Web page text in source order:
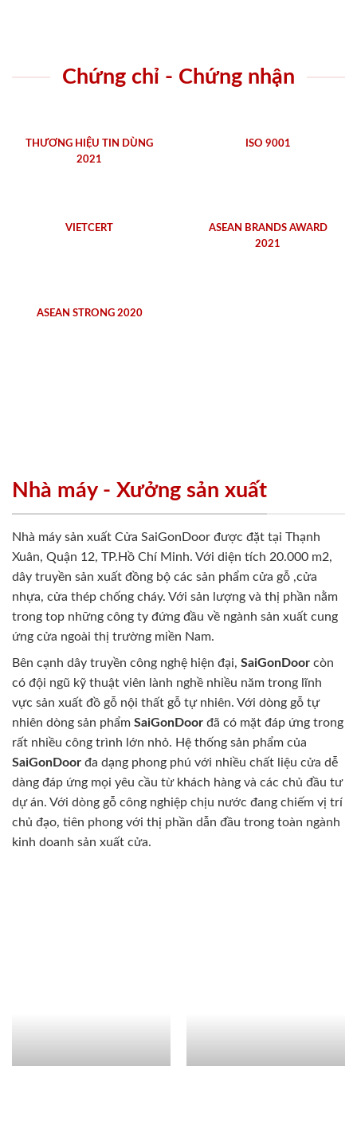
Chứng chỉ - Chứng nhận
THƯƠNG HIỆU TIN DÙNG
2021
ISO 9001
VIETCERT
ASEAN BRANDS AWARD
2021
ASEAN STRONG 2020
Nhà máy - Xưởng sản xuất
Nhà máy sản xuất Cửa SaiGonDoor được đặt tại Thạnh
Xuân, Quận 12, TP.Hồ Chí Minh. Với diện tích 20.000 m2,
dây truyền sản xuất đồng bộ các sản phẩm cửa gỗ ,cửa
nhựa, cửa thép chống cháy. Với sản lượng và thị phần nằm
trong top những công ty đứng đầu về ngành sản xuất cung
ứng cửa ngoài thị trường miền Nam.
Bên cạnh dây truyền công nghệ hiện đại, SaiGonDoor còn
có đội ngũ kỹ thuật viên lành nghề nhiều năm trong lĩnh
vực sản xuất đồ gỗ nội thất gỗ tự nhiên. Với dòng gỗ tự
nhiên dòng sản phẩm SaiGonDoor đã có mặt đáp ứng trong
rất nhiều công trình lớn nhỏ. Hệ thống sản phẩm của
SaiGonDoor đa dạng phong phú với nhiều chất liệu cửa dễ
dàng đáp ứng mọi yêu cầu từ khách hàng và các chủ đầu tư
dự án. Với dòng gỗ công nghiệp chịu nước đang chiếm vị trí
chủ đạo, tiên phong với thị phần dẫn đầu trong toàn ngành
kinh doanh sản xuất cửa.